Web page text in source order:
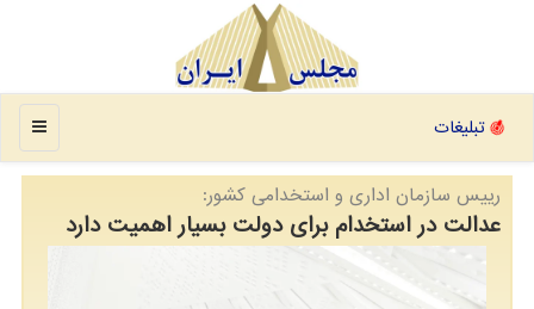
منو تبلیغات
رییس سازمان اداری و استخدامی کشور:
عدالت⁩ در استخدام⁩ برای ⁧دولت⁩ بسیار اهمیت دارد